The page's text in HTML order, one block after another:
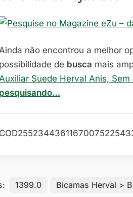
–
não encontrou a melhor
possibilidade de busca mais
Suede Herval Anis,
pesquisando…
1399.0 Bicamas Herval >